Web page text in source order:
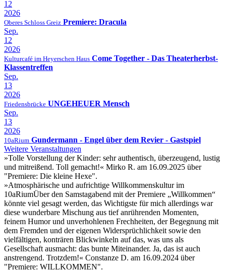
12
2026
Oberes Schloss Greiz Premiere: Dracula
Sep.
12
2026
Kulturcafé im Heyerschen Haus Come Together - Das Theaterherbst-
Klassentreffen
Sep.
13
2026
Friedensbrücke UNGEHEUER Mensch
Sep.
13
2026
10aRium Gundermann - Engel über dem Revier - Gastspiel
Weitere Veranstaltungen
»Tolle Vorstellung der Kinder: sehr authentisch, überzeugend, lustig
und mitreißend. Toll gemacht!« Mirko R. am 16.09.2025 über
"Premiere: Die kleine Hexe".
»Atmosphärische und aufrichtige Willkommenskultur im
10aRiumÜber den Samstagabend mit der Premiere „Willkommen“
könnte viel gesagt werden, das Wichtigste für mich allerdings war
diese wunderbare Mischung aus tief anrührenden Momenten,
feinem Humor und unverhohlenen Frechheiten, der Begegnung mit
dem Fremden und der eigenen Widersprüchlichkeit sowie den
vielfältigen, konträren Blickwinkeln auf das, was uns als
Gesellschaft ausmacht: das bunte Miteinander. Ja, das ist auch
anstrengend. Trotzdem!« Constanze D. am 16.09.2024 über
"Premiere: WILLKOMMEN".